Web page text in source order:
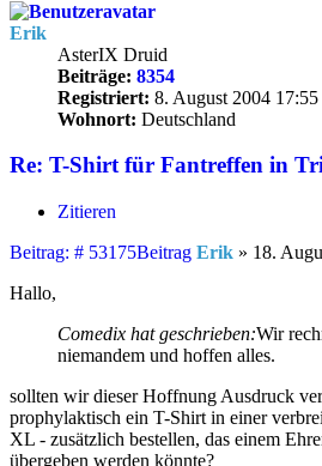
Erik
AsterIX Druid
Beiträge: 8354
Registriert: 8. August 2004 17:55
Wohnort: Deutschland
Re: T-Shirt für Fantreffen in
Zitieren
Beitrag: # 53175Beitrag Erik » 18.
Hallo,
Comedix hat geschrieben:Wir
niemandem und hoffen alles.
sollten wir dieser Hoffnung Ausdruck
prophylaktisch ein T-Shirt in einer
XL - zusätzlich bestellen, das einem
übergeben werden könnte?